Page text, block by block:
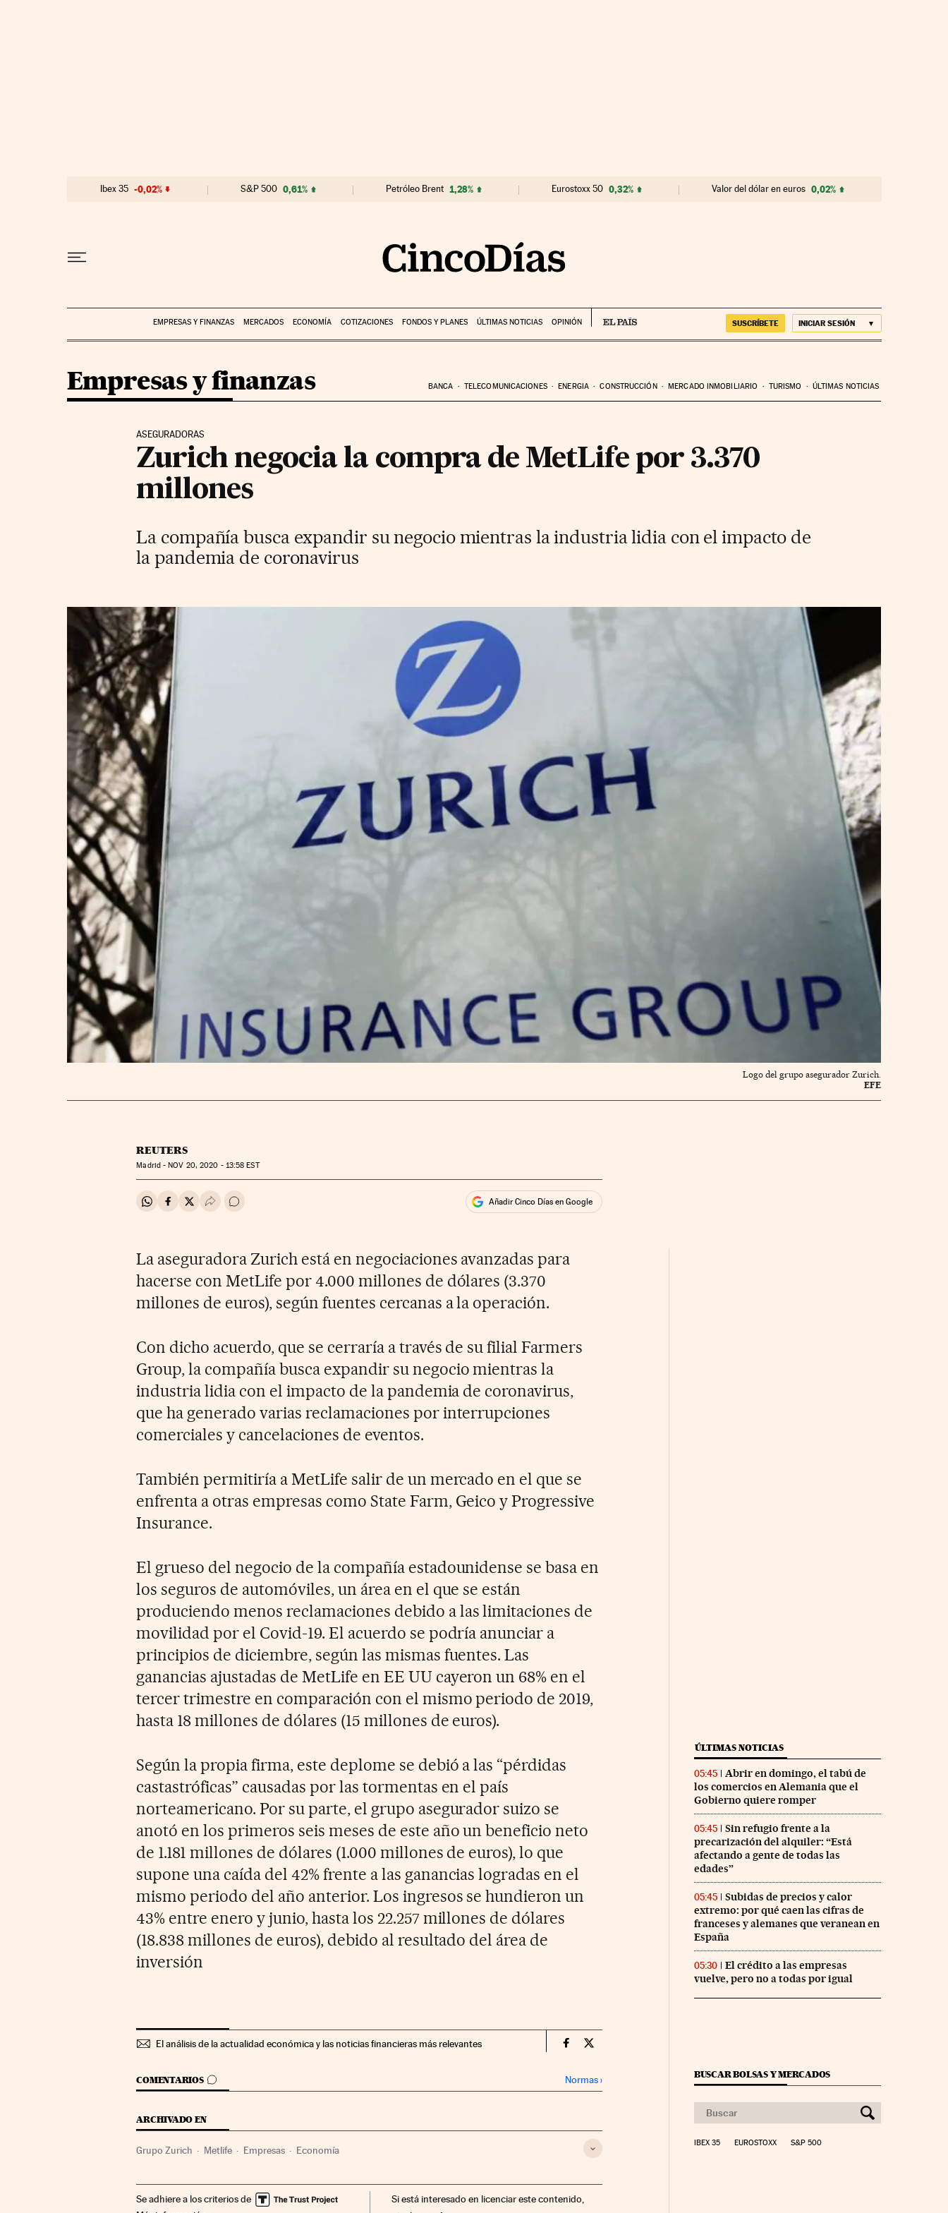
Ibex 35 -0,02% S&P 500 0,61% Petróleo Brent 1,28% Eurostoxx 50 0,32% Valor del dólar en euros 0,02%
EMPRESAS Y FINANZAS MERCADOS ECONOMÍA COTIZACIONES FONDOS Y PLANES ÚLTIMAS NOTICIAS OPINIÓN SUSCRÍBETE INICIAR SESIÓN
Empresas y finanzas BANCA TELECOMUNICACIONES ENERGIA CONSTRUCCIÓN MERCADO INMOBILIARIO TURISMO ÚLTIMAS NOTICIAS
ASEGURADORAS
Zurich negocia la compra de MetLife por 3.370
millones
La compañía busca expandir su negocio mientras la industria lidia con el impacto de
la pandemia de coronavirus
Logo del grupo asegurador Zurich.
EFE
REUTERS
Madrid - NOV 20, 2020 - 13:58 EST
Compartir en Whatsapp
Compartir en Facebook
Compartir en Twitter
Desplegar Redes Sociales
Ir a los comentarios Añadir Cinco Días en Google
La aseguradora Zurich está en negociaciones avanzadas para
hacerse con MetLife por 4.000 millones de dólares (3.370
millones de euros), según fuentes cercanas a la operación.
Con dicho acuerdo, que se cerraría a través de su filial Farmers
Group, la compañía busca expandir su negocio mientras la
industria lidia con el impacto de la pandemia de coronavirus,
que ha generado varias reclamaciones por interrupciones
comerciales y cancelaciones de eventos.
También permitiría a MetLife salir de un mercado en el que se
enfrenta a otras empresas como State Farm, Geico y Progressive
Insurance.
El grueso del negocio de la compañía estadounidense se basa en
los seguros de automóviles, un área en el que se están
produciendo menos reclamaciones debido a las limitaciones de
movilidad por el Covid-19. El acuerdo se podría anunciar a
principios de diciembre, según las mismas fuentes. Las
ganancias ajustadas de MetLife en EE UU cayeron un 68% en el
tercer trimestre en comparación con el mismo periodo de 2019,
hasta 18 millones de dólares (15 millones de euros).
Según la propia firma, este deplome se debió a las “pérdidas
castastróficas” causadas por las tormentas en el país
norteamericano. Por su parte, el grupo asegurador suizo se
anotó en los primeros seis meses de este año un beneficio neto
de 1.181 millones de dólares (1.000 millones de euros), lo que
supone una caída del 42% frente a las ganancias logradas en el
mismo periodo del año anterior. Los ingresos se hundieron un
43% entre enero y junio, hasta los 22.257 millones de dólares
(18.838 millones de euros), debido al resultado del área de
inversión
El análisis de la actualidad económica y las noticias financieras más relevantes Companias Cinco Días en Facebook
Companias Cinco Días en Twitter
COMENTARIOS
IR A LOS COMENTARIOS Normas›
ARCHIVADO EN
Grupo Zurich Metlife Empresas Economía
Se adhiere a los criterios de
Si está interesado en licenciar este contenido,
ÚLTIMAS NOTICIAS
05:45
Abrir en domingo, el tabú de
los comercios en Alemania que el
Gobierno quiere romper
05:45
Sin refugio frente a la
precarización del alquiler: “Está
afectando a gente de todas las
edades”
05:45
Subidas de precios y calor
extremo: por qué caen las cifras de
franceses y alemanes que veranean en
España
05:30
El crédito a las empresas
vuelve, pero no a todas por igual
BUSCAR BOLSAS Y MERCADOS
IBEX 35 EUROSTOXX S&P 500